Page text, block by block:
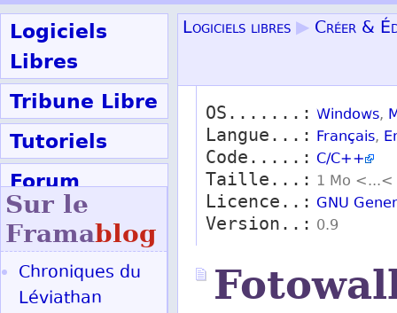
Logiciels
Libres
Tribune Libre
Tutoriels
Forum
Participer
Logiciels libres ▶ Créer &
OS.......: Windows,
Langue...: Français,
Code.....: C/C++
Taille...: 1 Mo <...<
Licence..: GNU
Version..: 0.9
Sur le
Framablog
Chroniques du
Léviathan